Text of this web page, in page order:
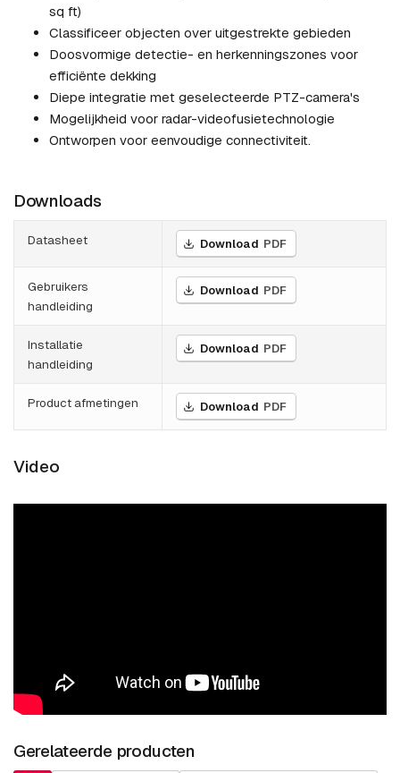
sq ft)
Classificeer objecten over uitgestrekte gebieden
Doosvormige detectie- en herkenningszones voor
efficiënte dekking
Diepe integratie met geselecteerde PTZ-camera's
Mogelijkheid voor radar-videofusietechnologie
Ontworpen voor eenvoudige connectiviteit.
Downloads
Datasheet Download PDF
Gebruikers
handleiding
Download PDF
Installatie
handleiding
Download PDF
Product afmetingen Download PDF
Video
Gerelateerde producten